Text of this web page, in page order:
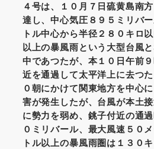
４号は、１０月７日硫黄島南
達し、中心気圧８９５ミリバ
トル中心から半径２８０キロ
以上の暴風雨という大型台風
中であつたが、本１０日午前
近を通過して太平洋上に去つ
０朝にかけて関東地方を中心
害が発生したが、台風が本土
に勢力を弱め、銚子付近の通
０ミリバール、最大風速５０
トル以上の暴風雨圏は１３０